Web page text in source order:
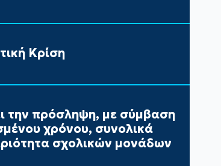
Κρίση
την πρόσληψη, με σύμβαση
χρόνου, συνολικά
σχολικών μονάδων